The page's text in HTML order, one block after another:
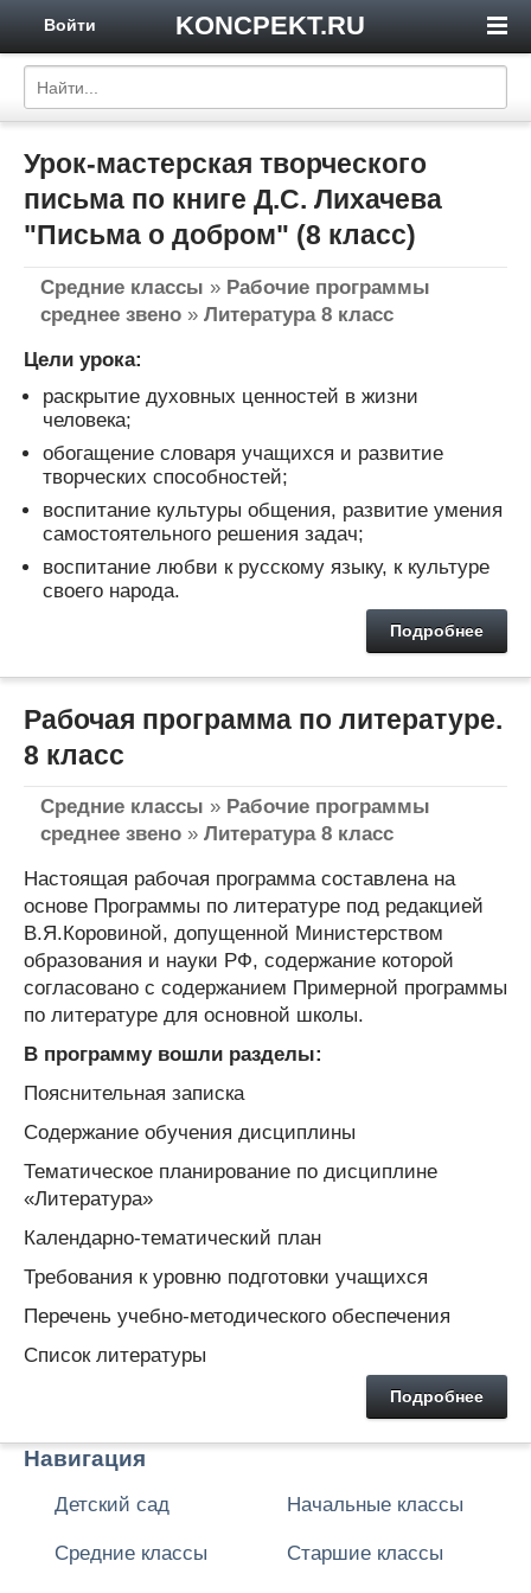
KONCPEKT.RU
Войти
Урок-мастерская творческого
письма по книге Д.С. Лихачева
"Письма о добром" (8 класс)
Средние классы » Рабочие программы
среднее звено » Литература 8 класс
Цели урока:
раскрытие духовных ценностей в жизни
человека;
обогащение словаря учащихся и развитие
творческих способностей;
воспитание культуры общения, развитие умения
самостоятельного решения задач;
воспитание любви к русскому языку, к культуре
своего народа.
Подробнее
Рабочая программа по литературе.
8 класс
Средние классы » Рабочие программы
среднее звено » Литература 8 класс
Настоящая рабочая программа составлена на
основе Программы по литературе под редакцией
В.Я.Коровиной, допущенной Министерством
образования и науки РФ, содержание которой
согласовано с содержанием Примерной программы
по литературе для основной школы.
В программу вошли разделы:
Пояснительная записка
Содержание обучения дисциплины
Тематическое планирование по дисциплине
«Литература»
Календарно-тематический план
Требования к уровню подготовки учащихся
Перечень учебно-методического обеспечения
Список литературы
Подробнее
Навигация
Детский сад Начальные классы
Средние классы Старшие классы